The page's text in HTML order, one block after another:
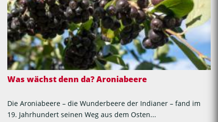
Was wächst denn da? Aroniabeere
Die Aroniabeere – die Wunderbeere der Indianer – fand im
19. Jahrhundert seinen Weg aus dem Osten...